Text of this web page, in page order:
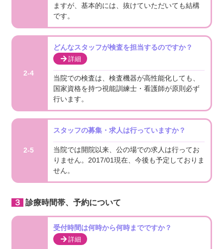
ますが、基本的には、抜けていただいても結構
です。
2-4
どんなスタッフが検査を担当するのですか？
詳細
当院での検査は、検査機器が高性能化しても、
国家資格を持つ視能訓練士・看護師が原則必ず
行います。
2-5
スタッフの募集・求人は行っていますか？
当院では開院以来、公の場での求人は行ってお
りません。2017/01現在、今後も予定しておりま
せん。
３診療時間帯、予約について
受付時間は何時から何時までですか？
詳細